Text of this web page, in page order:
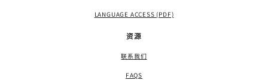
LANGUAGE ACCESS (PDF)
资源
联系我们
FAQS